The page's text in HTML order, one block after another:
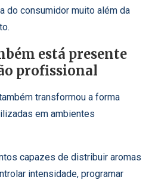
do consumidor muito além da
está presente
profissional
transformou a forma
em ambientes
capazes de distribuir aromas
intensidade, programar